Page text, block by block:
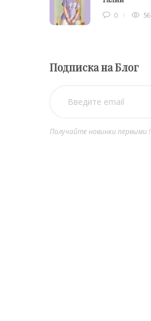
0 56
Подписка на Блог
Получайте новинки первыми !